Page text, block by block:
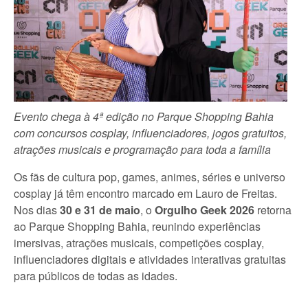
Evento chega à 4ª edição no Parque Shopping Bahia
com concursos cosplay, influenciadores, jogos gratuitos,
atrações musicais e programação para toda a família
Os fãs de cultura pop, games, animes, séries e universo
cosplay já têm encontro marcado em Lauro de Freitas.
Nos dias30 e 31 de maio, o Orgulho Geek 2026 retorna
ao Parque Shopping Bahia, reunindo experiências
imersivas, atrações musicais, competições cosplay,
influenciadores digitais e atividades interativas gratuitas
para públicos de todas as idades.